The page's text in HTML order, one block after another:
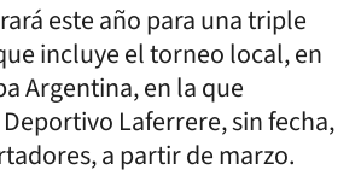
este año para una triple
incluye el torneo local, en
Argentina, en la que
Laferrere, sin fecha,
a partir de marzo.